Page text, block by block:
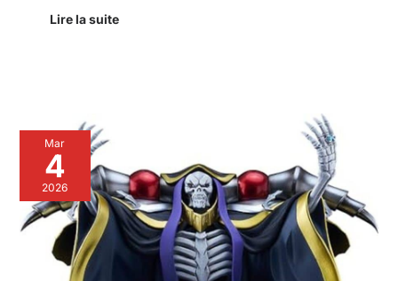
Lire la suite
Mar
4
2026
Avis
:
statuette
Pop
Up
Parade
Ainz
Ooal
Gown